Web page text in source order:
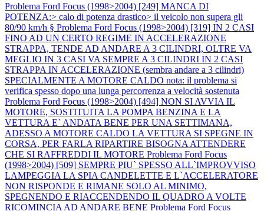
Problema Ford Focus (1998>2004) [249] MANCA DI
POTENZA:> calo di potenza drastico> il veicolo non supera gli
80/90 km/h § Problema Ford Focus (1998>2004) [319] IN 2 CASI
FINO AD UN CERTO REGIME IN ACCELERAZIONE
STRAPPA, TENDE AD ANDARE A 3 CILINDRI, OLTRE VA
MEGLIO IN 3 CASI VA SEMPRE A 3 CILINDRI IN 2 CASI
STRAPPA IN ACCELERAZIONE (sembra andare a 3 cilindri)
SPECIALMENTE A MOTORE CALDO nota: il problema si
verifica spesso dopo una lunga percorrenza a velocità sostenuta
Problema Ford Focus (1998>2004) [494] NON SI AVVIA IL
MOTORE, SOSTITUITA LA POMPA BENZINA E LA
VETTURA E` ANDATA BENE PER UNA SETTIMANA,
ADESSO A MOTORE CALDO LA VETTURA SI SPEGNE IN
CORSA, PER FARLA RIPARTIRE BISOGNA ATTENDERE
CHE SI RAFFREDDI IL MOTORE Problema Ford Focus
(1998>2004) [509] SEMPRE PIU` SPESSO ALL`IMPROVVISO
LAMPEGGIA LA SPIA CANDELETTE E L`ACCELERATORE
NON RISPONDE E RIMANE SOLO AL MINIMO,
SPEGNENDO E RIACCENDENDO IL QUADRO A VOLTE
RICOMINCIA AD ANDARE BENE Problema Ford Focus